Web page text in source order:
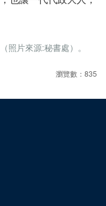
照片來源:秘書處）。
瀏覽數：835